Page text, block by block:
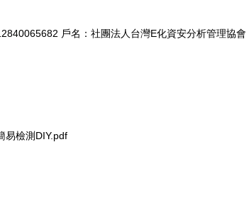
戶名：社團法人台灣E化資安分析管理協會
易檢測DIY.pdf